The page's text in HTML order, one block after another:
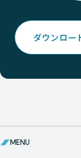
ダウンロー
MENU